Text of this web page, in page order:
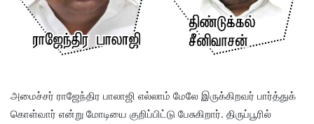
அமைச்சர் ராஜேந்திர பாலாஜி எல்லாம் மேலே இருக்கிறவர் பார்த்துக்
கொள்வார் என்று மோடியை குறிப்பிட்டு பேசுகிறார். திருப்பூரில்